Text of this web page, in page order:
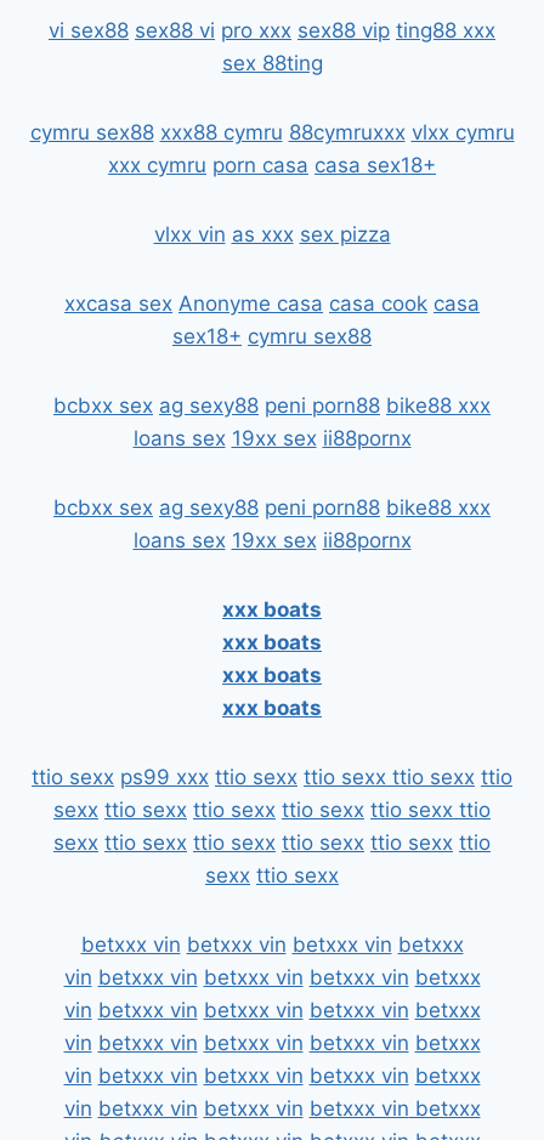
vi sex88 sex88 vi pro xxx sex88 vip ting88 xxx
sex 88ting
cymru sex88 xxx88 cymru 88cymruxxx vlxx cymru
xxx cymru porn casa casa sex18+
vlxx vin as xxx sex pizza
xxcasa sex Anonyme casa casa cook casa
sex18+ cymru sex88
bcbxx sex ag sexy88 peni porn88 bike88 xxx
loans sex 19xx sex ii88pornx
bcbxx sex ag sexy88 peni porn88 bike88 xxx
loans sex 19xx sex ii88pornx
xxx boats
xxx boats
xxx boats
xxx boats
ttio sexx ps99 xxx ttio sexx ttio sexx ttio sexx ttio
sexx ttio sexx ttio sexx ttio sexx ttio sexx ttio
sexx ttio sexx ttio sexx ttio sexx ttio sexx ttio
sexx ttio sexx
betxxx vin betxxx vin betxxx vin betxxx
vin betxxx vin betxxx vin betxxx vin betxxx
vin betxxx vin betxxx vin betxxx vin betxxx
vin betxxx vin betxxx vin betxxx vin betxxx
vin betxxx vin betxxx vin betxxx vin betxxx
vin betxxx vin betxxx vin betxxx vin betxxx